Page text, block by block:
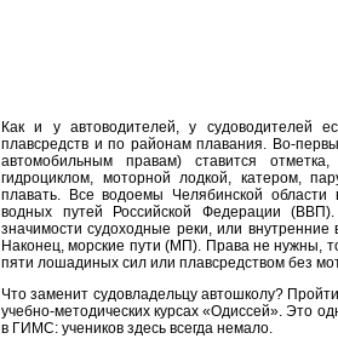
Как и у автоводителей, у судоводителей
плавсредств и по районам плавания. Во-
автомобильным правам) ставится
гидроциклом, моторной лодкой, катером,
плавать. Все водоемы Челябинской
водных путей Российской Федерации
значимости судоходные реки, или
Наконец, морские пути (МП). Права не нужны,
пяти лошадиных сил или плавсредством без
Что заменит судовладельцу автошколу?
учебно-методических курсах «Одиссей». Это
в ГИМС: учеников здесь всегда немало.